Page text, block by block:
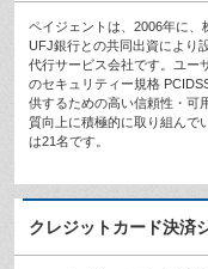
ペイジェントは、2006年に
UFJ銀行との共同出資により
代行サービス会社です。ユー
のセキュリティー規格
供するための高い信頼性・可
質向上に積極的に取り組んで
は21名です。
クレジットカード決済